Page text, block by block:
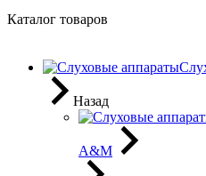
Каталог товаров
Назад
A&M